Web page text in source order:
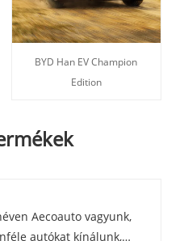
BYD Han EV Champion
Edition
Aecoauto vagyunk,
autókat kínálunk,